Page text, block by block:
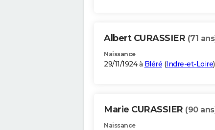
Albert CURASSIER (71
Naissance
29/11/1924 à Bléré (Indre-et-Loire)
Marie CURASSIER (90
Naissance